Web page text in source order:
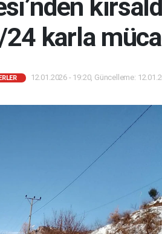
karla
12.01.2026 - 19:20, Güncelleme: